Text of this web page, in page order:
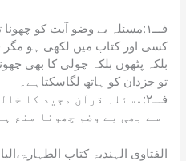
فـــ۱:مسئلہ بے وضو آیت کو
کسی اور کتاب میں لکھی ہو مگر
بلکہ پٹھوں بلکہ چولی کا بھی
تو جزدان کو ہاتھ لگاسکتاہے۔
فـــ۲:مسئلہ قرآن مجید کا
اسے بھی بے وضو چھونا منع